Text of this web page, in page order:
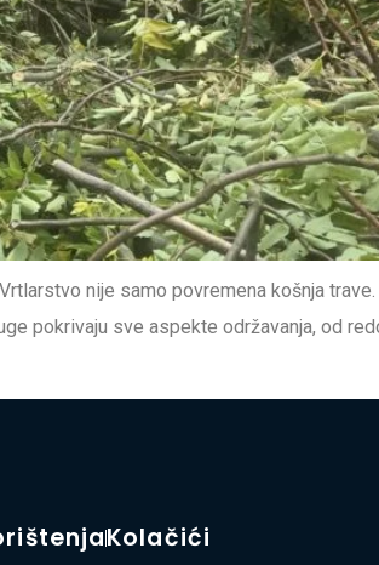
nije samo povremena košnja trave.
pokrivaju sve aspekte održavanja, od
Kolačići